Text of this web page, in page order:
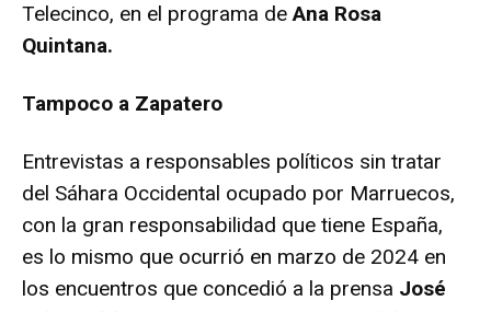
Telecinco, en el programa deAna Rosa
Quintana.
Tampoco a Zapatero
Entrevistas a responsables políticos sin tratar
del Sáhara Occidental ocupado por Marruecos,
con la gran responsabilidad que tiene España,
es lo mismo que ocurrió en marzo de 2024 en
los encuentros que concedió a la prensa José